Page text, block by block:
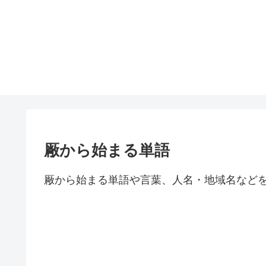
厰から始まる単語
厰から始まる単語や言葉、人名・地域名など